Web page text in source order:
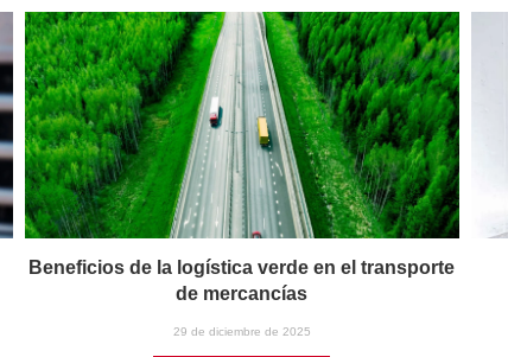
Beneficios de la logística verde en el transporte
de mercancías
29 de diciembre de 2025